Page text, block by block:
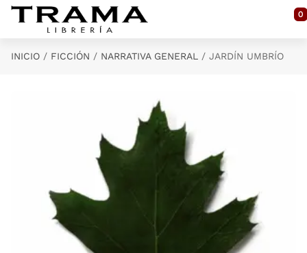
Saltar al contenido principal
0
INICIO FICCIÓN NARRATIVA GENERAL JARDÍN UMBRÍO